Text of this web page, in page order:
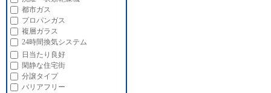
都市ガス
プロパンガス
複層ガラス
24時間換気システム
日当たり良好
閑静な住宅街
分譲タイプ
バリアフリー